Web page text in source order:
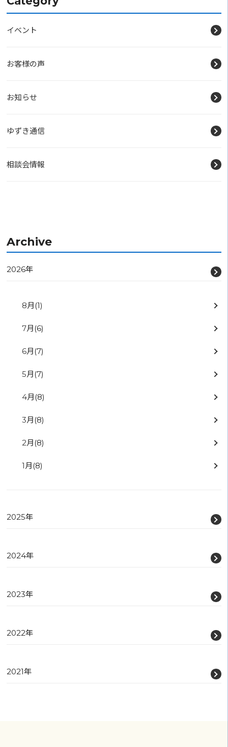
イベント
お客様の声
お知らせ
ゆずき通信
相談会情報
Archive
2026年
8月 (1)
7月 (6)
6月 (7)
5月 (7)
4月 (8)
3月 (8)
2月 (8)
1月 (8)
2025年
2024年
2023年
2022年
2021年